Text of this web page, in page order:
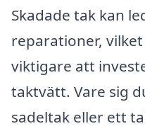
Skadade tak kan
reparationer,
viktigare att
taktvätt. Vare sig
sadeltak eller ett